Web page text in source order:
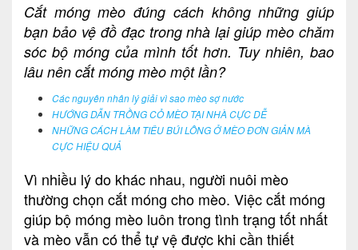
Cắt móng mèo đúng cách không những giúp
bạn bảo vệ đồ đạc trong nhà lại giúp mèo chăm
sóc bộ móng của mình tốt hơn. Tuy nhiên, bao
lâu nên cắt móng mèo một lần?
Các nguyên nhân lý giải vì sao mèo sợ nước
HƯỚNG DẪN TRỒNG CỎ MÈO TẠI NHÀ CỰC DỄ
NHỮNG CÁCH LÀM TIÊU BÚI LÔNG Ở MÈO ĐƠN GIẢN MÀ
CỰC HIỆU QUẢ
Vì nhiều lý do khác nhau, người nuôi mèo
thường chọn cắt móng cho mèo. Việc cắt móng
giúp bộ móng mèo luôn trong tình trạng tốt nhất
và mèo vẫn có thể tự vệ được khi cần thiết